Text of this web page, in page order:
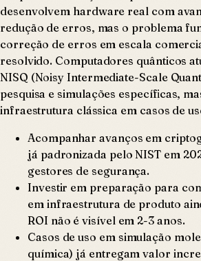
desenvolvem hardware real com
redução de erros, mas o problema
correção de erros em escala
resolvido. Computadores quânticos
NISQ (Noisy Intermediate-Scale
pesquisa e simulações específicas,
infraestrutura clássica em casos de
Acompanhar avanços em
já padronizada pelo NIST em
gestores de segurança.
Investir em preparação para
em infraestrutura de produto
ROI não é visível em 2-3 anos.
Casos de uso em simulação
química) já entregam valor